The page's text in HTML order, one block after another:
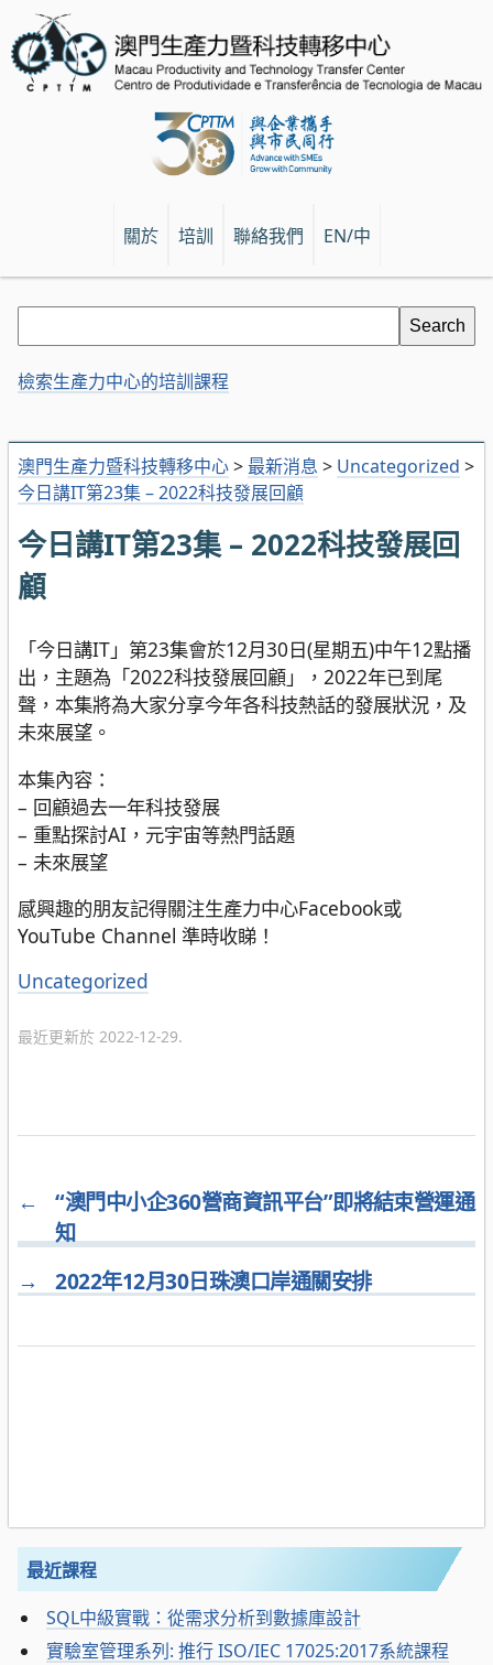
關於 培訓 聯絡我們 EN/中
澳門生產力暨科技轉移中心> 最新消息 > Uncategorized >
今日講IT第23集 – 2022科技發展回顧
今日講IT第23集 – 2022科技發展回
顧
「今日講IT」第23集會於12月30日(星期五)中午12點播
出，主題為「2022科技發展回顧」，2022年已到尾
聲，本集將為大家分享今年各科技熱話的發展狀況，及
未來展望。
本集內容：
– 回顧過去一年科技發展
– 重點探討AI，元宇宙等熱門話題
– 未來展望
感興趣的朋友記得關注生產力中心Facebook或
YouTube Channel 準時收睇！
分
Uncategorized
最近更新於 2022-12-29.
←
“澳門中小企360營商資訊平台”即將結束營運通
知
→
2022年12月30日珠澳口岸通關安排
檢索生產力中心的培訓課程
最近課程
SQL中級實戰：從需求分析到數據庫設計
實驗室管理系列: 推行 ISO/IEC 17025:2017系統課程